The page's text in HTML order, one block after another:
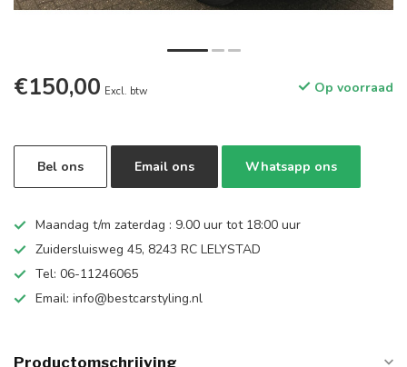
€150,00 Excl. btw Op voorraad
Bel ons Email ons Whatsapp ons
Maandag t/m zaterdag : 9.00 uur tot 18:00 uur
Zuidersluisweg 45, 8243 RC LELYSTAD
Tel: 06-11246065
Email: info@bestcarstyling.nl
Productomschrijving